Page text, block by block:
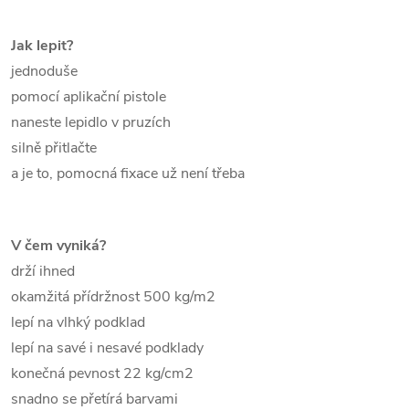
Jak lepit?
jednoduše
pomocí aplikační pistole
naneste lepidlo v pruzích
silně přitlačte
a je to, pomocná fixace už není třeba
V čem vyniká?
drží ihned
okamžitá přídržnost 500 kg/m2
lepí na vlhký podklad
lepí na savé i nesavé podklady
konečná pevnost 22 kg/cm2
snadno se přetírá barvami